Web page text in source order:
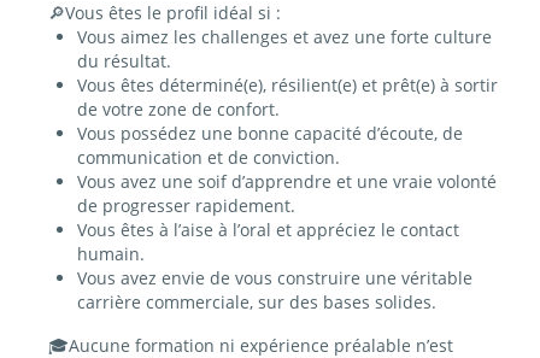
🔎Vous êtes le profil idéal si :
Vous aimez les challenges et avez une forte culture
du résultat.
Vous êtes déterminé(e), résilient(e)et prêt(e) à sortir
de votre zone de confort.
Vous possédez une bonne capacité d’écoute, de
communication et de conviction.
Vous avez une soif d’apprendre et une vraie volonté
de progresser rapidement.
Vous êtes à l’aise à l’oral et appréciez le contact
humain.
Vous avez envie de vous construire une véritable
carrière commerciale, sur des bases solides.
🎓Aucune formation ni expérience préalable n’est